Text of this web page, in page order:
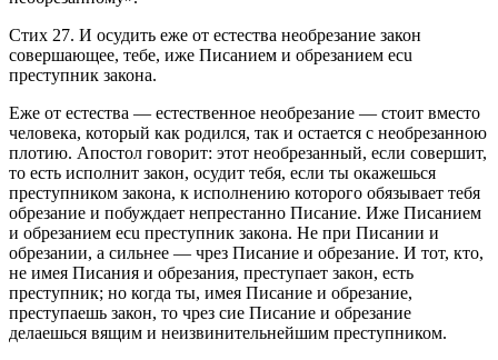
Стих 27. И осудить еже от естества необрезание закон
совершающее, тебе, иже Писанием и обрезанием ecu
преступник закона.
Еже от естества — естественное необрезание — стоит вместо
человека, который как родился, так и остается с необрезанною
плотию. Апостол говорит: этот необрезанный, если совершит,
то есть исполнит закон, осудит тебя, если ты окажешься
преступником закона, к исполнению которого обязывает тебя
обрезание и побуждает непрестанно Писание. Иже Писанием
и обрезанием ecu преступник закона. Не при Писании и
обрезании, а сильнее — чрез Писание и обрезание. И тот, кто,
не имея Писания и обрезания, преступает закон, есть
преступник; но когда ты, имея Писание и обрезание,
преступаешь закон, то чрез сие Писание и обрезание
делаешься вящим и неизвинительнейшим преступником.